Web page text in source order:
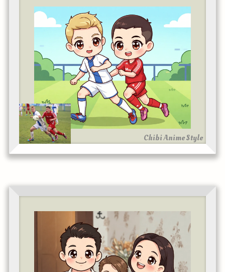
Chibi Anime Style